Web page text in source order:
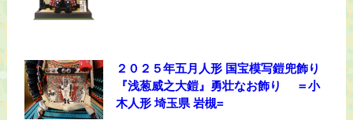
２０２５年五月人形 国宝模写鎧兜飾り
『浅葱威之大鎧』勇壮なお飾り ＝小
木人形 埼玉県 岩槻=